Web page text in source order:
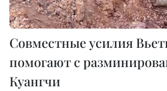
Совместные усилия
помогают с
Куангчи